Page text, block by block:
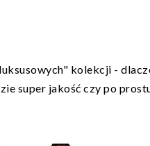
kolekcji -
super jakość czy po